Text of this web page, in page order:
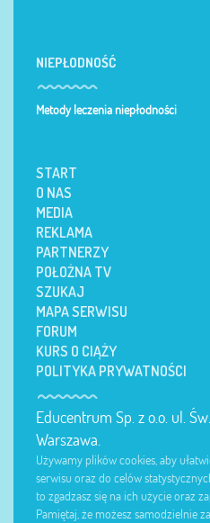
NIEPŁODNOŚĆ
Metody leczenia niepłodności
START
O NAS
MEDIA
REKLAMA
PARTNERZY
POŁOŻNA TV
SZUKAJ
MAPA SERWISU
FORUM
KURS O CIĄŻY
POLITYKA PRYWATNOŚCI
Educentrum Sp. z o.o. ul.
Warszawa.
Używamy plików cookies, aby
serwisu oraz do celów
to zgadzasz się na ich użycie oraz
Pamiętaj, że możesz samodzielnie